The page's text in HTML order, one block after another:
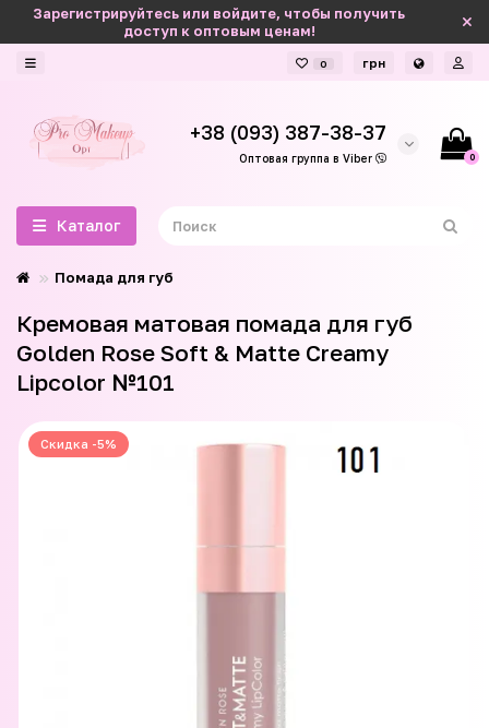
Зарегистрируйтесь или войдите, чтобы получить
доступ к оптовым ценам!
0 грн
+38 (093) 387-38-37
Оптовая группа в Viber 0
Каталог
Помада для губ
Кремовая матовая помада для губ
Golden Rose Soft & Matte Creamy
Lipcolor №101
Скидка -5%